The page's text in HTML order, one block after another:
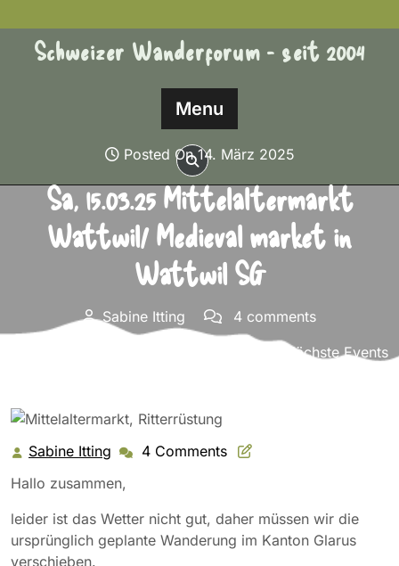
to
contentSchweizer Wanderforum - seit 2004
Menu
Posted On 14. März 2025
Sa, 15.03.25 Mittelaltermarkt
Wattwil/ Medieval market in
Wattwil SG
Sabine Itting
4 comments
Nächste Events
Sabine Itting Sabine4 Comments
Hallo zusammen,
leider ist das Wetter nicht gut, daher müssen wir die
ursprünglich geplante Wanderung im Kanton Glarus
verschieben.